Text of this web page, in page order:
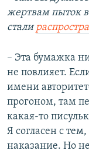
жертвам пыток
стали
– Эта бумажка
не повлияет.
имени
прогоном, там
какая-то
Я согласен с
наказание. Но